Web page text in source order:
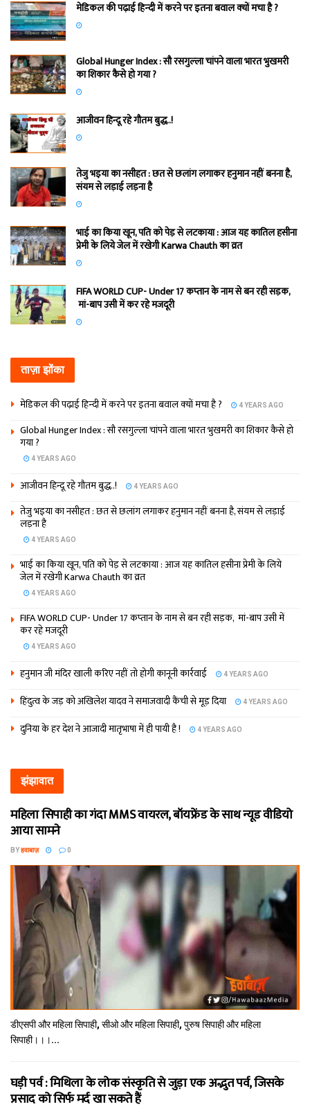
मेडिकल की पढ़ाई हिन्‍दी में करने पर इतना बवाल क्‍यों मचा है ?
Global Hunger Index : सौ रसगुल्‍ला चांपने वाला भारत भुखमरी
का शिकार कैसे हो गया ?
आजीवन हिन्दू रहे गौतम बुद्ध..!
तेजु भइया का नसीहत : छत से छलांग लगाकर हनुमान नहीं बनना है,
संयम से लड़ाई लड़ना है
भाई का किया खून, पति को पेड़ से लटकाया : आज यह कातिल हसीना
प्रेमी के लिये जेल में रखेगी Karwa Chauth का व्रत
FIFA WORLD CUP- Under 17 कप्‍तान के नाम से बन रही सड़क,
मां-बाप उसी में कर रहे मजदूरी
ताज़ा झोंका
मेडिकल की पढ़ाई हिन्‍दी में करने पर इतना बवाल क्‍यों मचा है ? 4 YEARS AGO
Global Hunger Index : सौ रसगुल्‍ला चांपने वाला भारत भुखमरी का शिकार कैसे हो
गया ?
4 YEARS AGO
आजीवन हिन्दू रहे गौतम बुद्ध..! 4 YEARS AGO
तेजु भइया का नसीहत : छत से छलांग लगाकर हनुमान नहीं बनना है, संयम से लड़ाई
लड़ना है
4 YEARS AGO
भाई का किया खून, पति को पेड़ से लटकाया : आज यह कातिल हसीना प्रेमी के लिये
जेल में रखेगी Karwa Chauth का व्रत
4 YEARS AGO
FIFA WORLD CUP- Under 17 कप्‍तान के नाम से बन रही सड़क, मां-बाप उसी में
कर रहे मजदूरी
4 YEARS AGO
हनुमान जी मंदिर खाली करिए नहीं तो होगी कानूनी कार्रवाई 4 YEARS AGO
हिंदुत्व के जड़ को अखिलेश यादव ने समाजवादी कैंची से मूड़ दिया 4 YEARS AGO
दुनिया के हर देश ने आजादी मातृभाषा में ही पायी है ! 4 YEARS AGO
झंझावात
महिला सिपाही का गंदा MMS वायरल, बॉयफ्रेंड के साथ न्यूड वीडियो
आया सामने
BYहवाबाज़ 0
डीएसपी और महिला सिपाही, सीओ और महिला सिपाही, पुरुष सिपाही और महिला
सिपाही।।।...
घड़ी पर्व : मिथि‍ला के लोक संस्कृति से जुड़ा एक अद्भुत पर्व, जिसके
प्रसाद को सिर्फ मर्द खा सकते हैं